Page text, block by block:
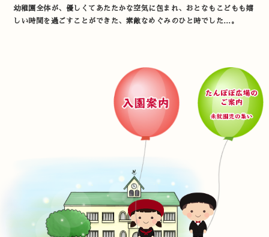
幼稚園全体が、優しくてあたたかな空気に包まれ、おとなもこどもも嬉
しい時間を過ごすことができた、素敵なめぐみのひと時でした…。